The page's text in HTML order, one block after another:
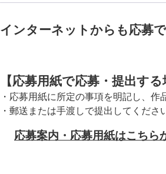
インターネットからも応募
【応募用紙で応募・提出する
・応募用紙に所定の事項を明記し、作
・郵送または手渡しで提出してくださ
応募案内・応募用紙はこちら